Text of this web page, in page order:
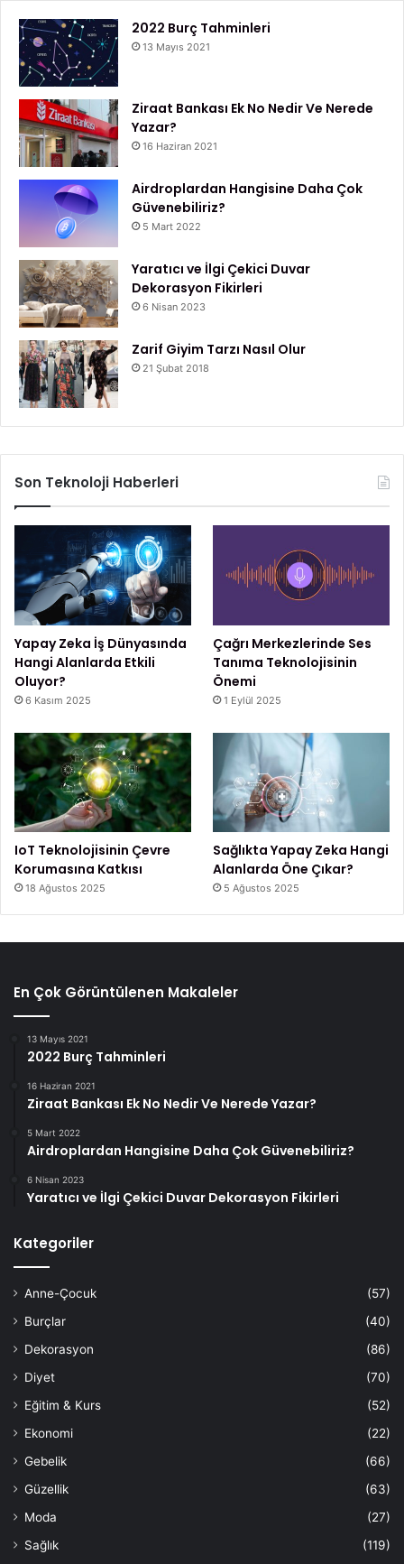
2022 Burç Tahminleri
13 Mayıs 2021
Ziraat Bankası Ek No Nedir Ve Nerede
Yazar?
16 Haziran 2021
Airdroplardan Hangisine Daha Çok
Güvenebiliriz?
5 Mart 2022
Yaratıcı ve İlgi Çekici Duvar
Dekorasyon Fikirleri
6 Nisan 2023
Zarif Giyim Tarzı Nasıl Olur
21 Şubat 2018
Son Teknoloji Haberleri
Yapay Zeka İş Dünyasında
Hangi Alanlarda Etkili
Oluyor?
6 Kasım 2025
Çağrı Merkezlerinde Ses
Tanıma Teknolojisinin
Önemi
1 Eylül 2025
IoT Teknolojisinin Çevre
Korumasına Katkısı
18 Ağustos 2025
Sağlıkta Yapay Zeka Hangi
Alanlarda Öne Çıkar?
5 Ağustos 2025
En Çok Görüntülenen Makaleler
13 Mayıs 2021
2022 Burç Tahminleri
16 Haziran 2021
Ziraat Bankası Ek No Nedir Ve Nerede Yazar?
5 Mart 2022
Airdroplardan Hangisine Daha Çok Güvenebiliriz?
6 Nisan 2023
Yaratıcı ve İlgi Çekici Duvar Dekorasyon Fikirleri
Kategoriler
Anne-Çocuk
(57)
Burçlar
(40)
Dekorasyon
(86)
Diyet
(70)
Eğitim & Kurs
(52)
Ekonomi
(22)
Gebelik
(66)
Güzellik
(63)
Moda
(27)
Sağlık
(119)